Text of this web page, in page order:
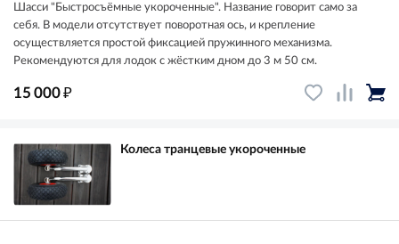
Шасси "Быстросъёмные укороченные". Название говорит само за
себя. В модели отсутствует поворотная ось, и крепление
осуществляется простой фиксацией пружинного механизма.
Рекомендуются для лодок с жёстким дном до 3 м 50 см.
15 000₽
Колеса транцевые укороченные